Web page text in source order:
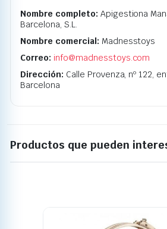
Nombre completo: Apigestiona
Barcelona, S.L.
Nombre comercial: Madnesstoys
Correo: info@madnesstoys.com
Dirección: Calle Provenza, nº 122,
Barcelona
Productos que pueden